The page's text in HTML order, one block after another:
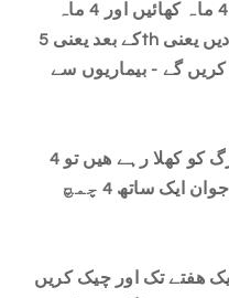
بیماری کی صورت میں کم از کم 4 ماہ کھائیں اور 4 ماہ
کے بعد یعنی 5th مہینے سے خوراک - ڈوز آدھی کر دیں یعنی
گے - بیماریوں سے
اگر مورنگا کسی بیمار، بچے یا بزرگ کو کھلا رہے ھیں تو 4
چمچ ایک ساتھ نہیں کھلانے - ھاں جوان ایک ساتھ 4 چمچ
ھفتے تک اور چیک کریں